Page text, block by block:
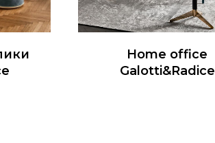
Home office
Galotti&Radice